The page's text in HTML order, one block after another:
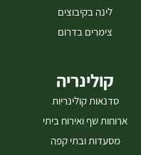
לינה בקיבוצים
צימרים בדרום
קולינריה
סדנאות קולינריות
ארוחות שף ואירוח ביתי
מסעדות ובתי קפה